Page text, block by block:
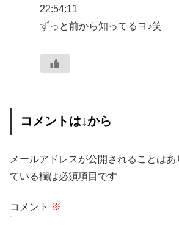
22:54:11
ずっと前から知ってるヨ♪笑
コメントは↓から
メールアドレスが公開されることはあ
ている欄は必須項目です
コメント ※